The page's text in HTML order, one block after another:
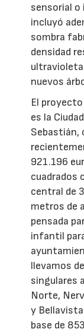
sensorial
incluyó
sombra
densidad
nuevos
El
es la
Sebastián,
921.196
cuadrados
central de
metros de
pensada
infantil
llevamos
singulares
Norte,
y
base de